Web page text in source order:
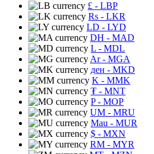
£ - LBP
Rs - LKR
LD - LYD
DH - MAD
L - MDL
Ar- MGA
ден - MKD
K - MMK
₮ - MNT
P- MOP
UM - MRU
Mau - MUR
$ - MXN
RM - MYR